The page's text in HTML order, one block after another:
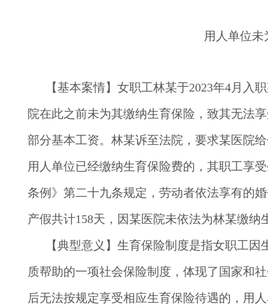
用人单位
【基本案情】 女职工林某于2023年4月入
院在此之前未为其缴纳生育保险，致其无法
部分基本工资。林某诉至法院，要求某医院
用人单位已经缴纳生育保险费的，其职工享
条例》第二十九条规定，劳动者依法享有的
产假共计158天，因某医院未依法为林某缴
【典型意义】 生育保险制度是指女职工因
质帮助的一项社会保险制度，体现了国家和
后无法按规定享受相应生育保险待遇的，用